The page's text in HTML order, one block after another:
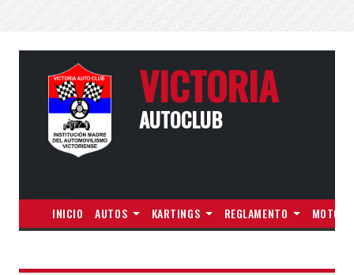
VICTORIA
AUTOCLUB
INICIO AUTOS KARTINGS REGLAMENTO MOTOS